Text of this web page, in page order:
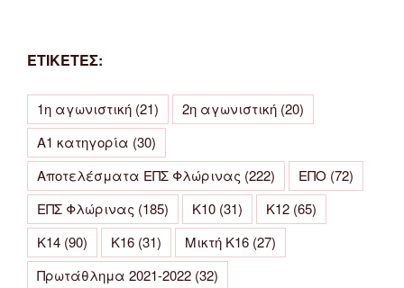
ΕΤΙΚΕΤΕΣ:
1η αγωνιστική (21) 2η αγωνιστική (20)
Α1 κατηγορία (30)
Αποτελέσματα ΕΠΣ Φλώρινας (222) ΕΠΟ (72)
ΕΠΣ Φλώρινας (185) Κ10 (31) Κ12 (65)
Κ14 (90) Κ16 (31) Μικτή Κ16 (27)
Πρωτάθλημα 2021-2022 (32)